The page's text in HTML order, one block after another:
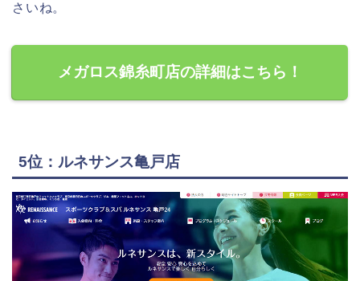
さいね。
メガロス錦糸町店の詳細はこちら！
5位：ルネサンス亀戸店